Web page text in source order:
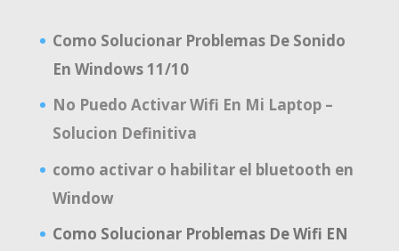
Como Solucionar Problemas De Sonido
En Windows 11/10
No Puedo Activar Wifi En Mi Laptop –
Solucion Definitiva
como activar o habilitar el bluetooth en
Window
Como Solucionar Problemas De Wifi EN